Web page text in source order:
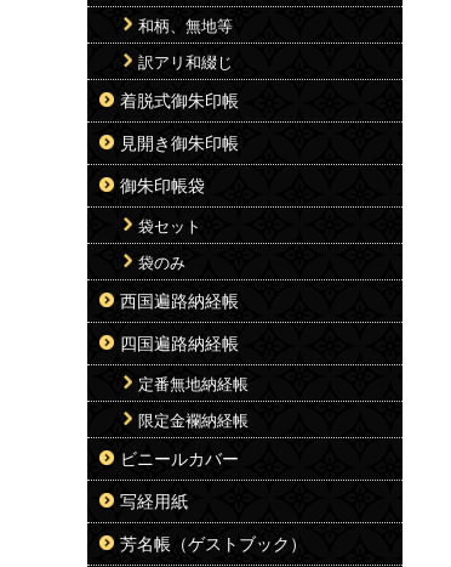
和柄、無地等
訳アリ和綴じ
着脱式御朱印帳
見開き御朱印帳
御朱印帳袋
袋セット
袋のみ
西国遍路納経帳
四国遍路納経帳
定番無地納経帳
限定金襴納経帳
ビニールカバー
写経用紙
芳名帳（ゲストブック）